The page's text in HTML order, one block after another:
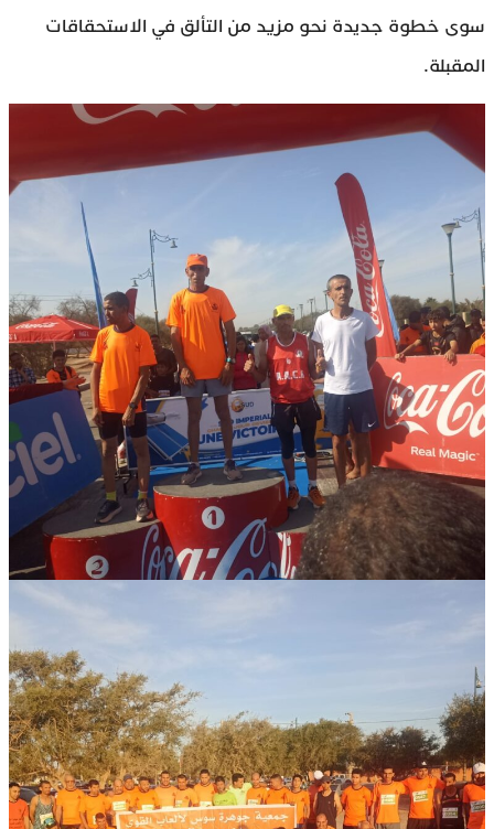
سوى خطوة جديدة نحو مزيد من التألق في الاستحقاقات
المقبلة.